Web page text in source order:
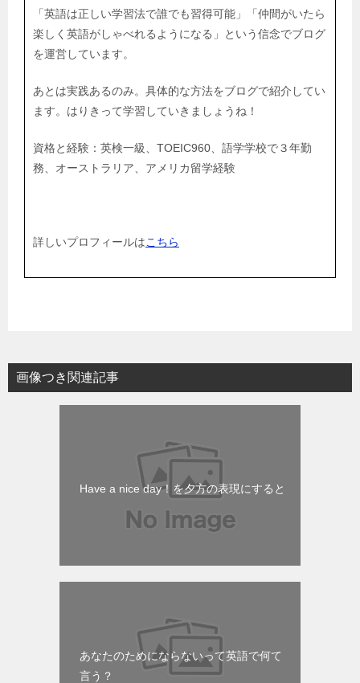
「英語は正しい学習法で誰でも習得可能」「仲間がいたら
楽しく英語がしゃべれるようになる」という信念でブログ
を運営しています。
あとは実践あるのみ。具体的な方法をブログで紹介してい
ます。はりきって学習していきましょうね！
資格と経験：英検一級、TOEIC960、語学学校で３年勤
務、オーストラリア、アメリカ留学経験
詳しいプロフィールはこちら
画像つき関連記事
Have a nice day！を夕方の表現にすると
あなたのためにならないって英語で何て
言う？